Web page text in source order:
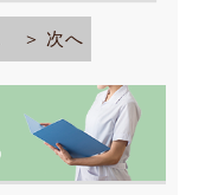
＞ 次へ